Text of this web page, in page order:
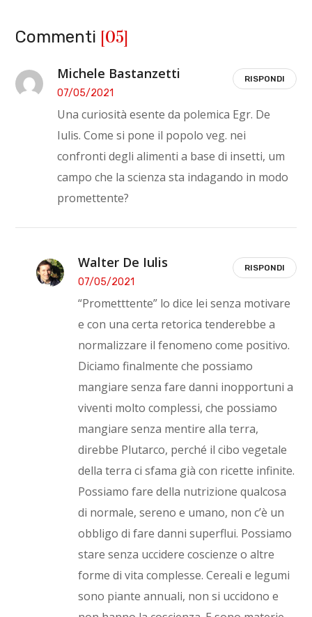
Commenti [05]
Michele Bastanzetti
07/05/2021
Una curiosità esente da polemica Egr. De
Iulis. Come si pone il popolo veg. nei
confronti degli alimenti a base di insetti, um
campo che la scienza sta indagando in modo
promettente?
RISPONDI
Walter De Iulis
07/05/2021
“Prometttente” lo dice lei senza motivare
e con una certa retorica tenderebbe a
normalizzare il fenomeno come positivo.
Diciamo finalmente che possiamo
mangiare senza fare danni inopportuni a
viventi molto complessi, che possiamo
mangiare senza mentire alla terra,
direbbe Plutarco, perché il cibo vegetale
della terra ci sfama già con ricette infinite.
Possiamo fare della nutrizione qualcosa
di normale, sereno e umano, non c’è un
obbligo di fare danni superflui. Possiamo
stare senza uccidere coscienze o altre
forme di vita complesse. Cereali e legumi
sono piante annuali, non si uccidono e
RISPONDI